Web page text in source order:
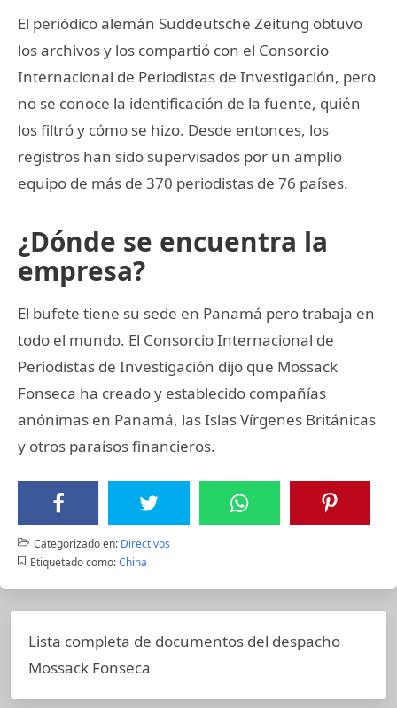
El periódico alemán Suddeutsche Zeitung obtuvo
los archivos y los compartió con el Consorcio
Internacional de Periodistas de Investigación, pero
no se conoce la identificación de la fuente, quién
los filtró y cómo se hizo. Desde entonces, los
registros han sido supervisados por un amplio
equipo de más de 370 periodistas de 76 países.
¿Dónde se encuentra la
empresa?
El bufete tiene su sede en Panamá pero trabaja en
todo el mundo. El Consorcio Internacional de
Periodistas de Investigación dijo que Mossack
Fonseca ha creado y establecido compañías
anónimas en Panamá, las Islas Vírgenes Británicas
y otros paraísos financieros.
Categorizado en: Directivos
Etiquetado como: China
Lista completa de documentos del despacho
Mossack Fonseca